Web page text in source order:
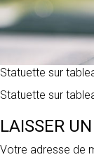
SPEED’GLASS
ISÈRE
Statuette sur
Statuette sur
LAISSER
Votre adresse de